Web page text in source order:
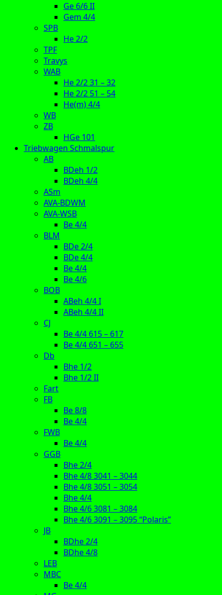
Ge 6/6 II
Gem 4/4
SPB
He 2/2
TPF
Travys
WAB
He 2/2 31 – 32
He 2/2 51 – 54
He(m) 4/4
WB
ZB
HGe 101
Triebwagen Schmalspur
AB
BDeh 1/2
BDeh 4/4
ASm
AVA-BDWM
AVA-WSB
Be 4/4
BLM
BDe 2/4
BDe 4/4
Be 4/4
Be 4/6
BOB
ABeh 4/4 I
ABeh 4/4 II
CJ
Be 4/4 615 – 617
Be 4/4 651 – 655
Db
Bhe 1/2
Bhe 1/2 II
Fart
FB
Be 8/8
Be 4/4
FWB
Be 4/4
GGB
Bhe 2/4
Bhe 4/8 3041 – 3044
Bhe 4/8 3051 – 3054
Bhe 4/4
Bhe 4/6 3081 – 3084
Bhe 4/6 3091 – 3095 “Polaris”
JB
BDhe 2/4
BDhe 4/8
LEB
MBC
Be 4/4